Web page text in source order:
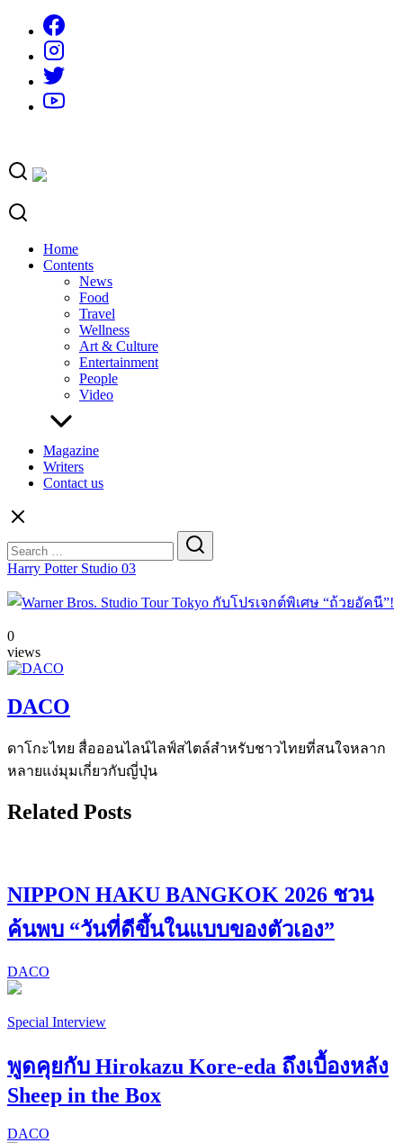
content
Home
Contents
News
Food
Travel
Wellness
Art & Culture
Entertainment
People
Video
Magazine
Writers
Contact us
for:
Harry Potter Studio 03
0
views
DACO
ดาโกะไทย สื่อออนไลน์ไลฟ์สไตล์สำหรับชาวไทยที่สนใจหลาก
หลายแง่มุมเกี่ยวกับญี่ปุ่น
Related Posts
NIPPON HAKU BANGKOK 2026 ชวน
ค้นพบ “วันที่ดีขึ้นในแบบของตัวเอง”
DACO
Special Interview
พูดคุยกับ Hirokazu Kore-eda ถึงเบื้องหลัง
Sheep in the Box
DACO